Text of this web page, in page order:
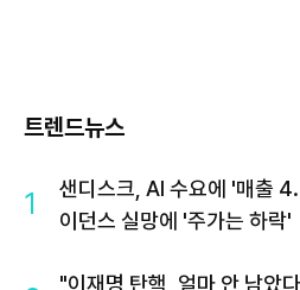
트렌드뉴스
1
샌디스크, AI 수요에 '매출
이던스 실망에 '주가는 하락'
"이재명 탄핵, 얼마 안 남았